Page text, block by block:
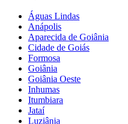
Águas Lindas
Anápolis
Aparecida de Goiânia
Cidade de Goiás
Formosa
Goiânia
Goiânia Oeste
Inhumas
Itumbiara
Jataí
Luziânia